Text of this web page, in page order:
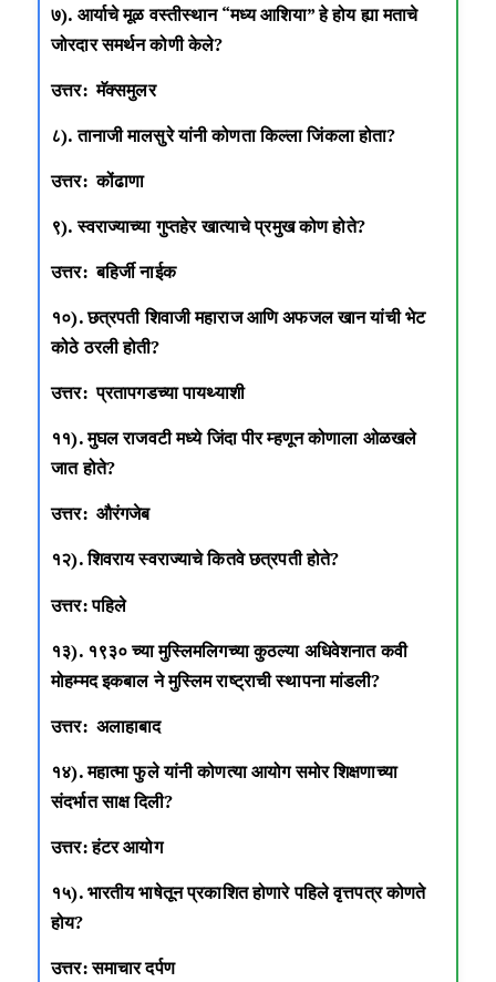
७). आर्याचे मूळ वस्तीस्थान “मध्य आशिया” हे होय ह्या मताचे
जोरदार समर्थन कोणी केले?
उत्तर: मॅक्समुलर
८). तानाजी मालसुरे यांनी कोणता किल्ला जिंकला होता?
उत्तर: कोंढाणा
९). स्वराज्याच्या गुप्तहेर खात्याचे प्रमुख कोण होते?
उत्तर: बहिर्जी नाईक
१०). छत्रपती शिवाजी महाराज आणि अफजल खान यांची भेट
कोठे ठरली होती?
उत्तर: प्रतापगडच्या पायथ्याशी
११). मुघल राजवटी मध्ये जिंदा पीर म्हणून कोणाला ओळखले
जात होते?
उत्तर: औरंगजेब
१२). शिवराय स्वराज्याचे कितवे छत्रपती होते?
उत्तर: पहिले
१३). १९३० च्या मुस्लिमलिगच्या कुठल्या अधिवेशनात कवी
मोहम्मद इकबाल ने मुस्लिम राष्ट्राची स्थापना मांडली?
उत्तर: अलाहाबाद
१४). महात्मा फुले यांनी कोणत्या आयोग समोर शिक्षणाच्या
संदर्भात साक्ष दिली?
उत्तर: हंटर आयोग
१५). भारतीय भाषेतून प्रकाशित होणारे पहिले वृत्तपत्र कोणते
होय?
उत्तर: समाचार दर्पण